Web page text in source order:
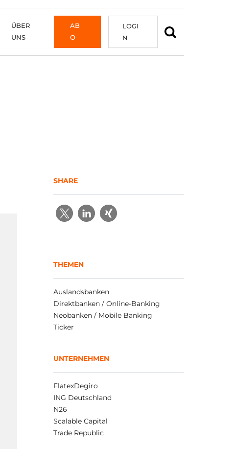
ÜBER
UNS
AB
O
LOGI
N
SHARE
THEMEN
Auslandsbanken
Direktbanken / Online-Banking
Neobanken / Mobile Banking
Ticker
UNTERNEHMEN
FlatexDegiro
ING Deutschland
N26
Scalable Capital
Trade Republic